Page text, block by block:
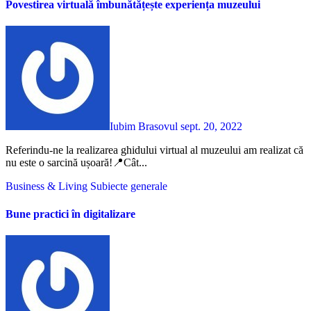
Povestirea virtuală îmbunătățește experiența muzeului
Iubim Brasovul sept. 20, 2022
Referindu-ne la realizarea ghidului virtual al muzeului am realizat că
nu este o sarcină ușoară!📍Cât...
Business & Living Subiecte generale
Bune practici în digitalizare